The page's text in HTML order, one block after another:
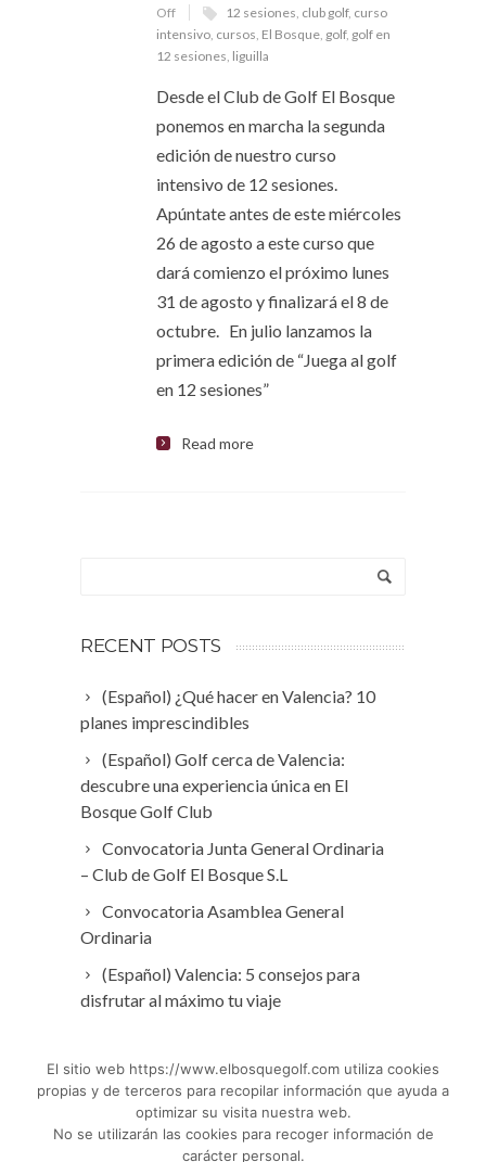
Off
12 sesiones club golf, curso
intensivo cursos El Bosque golf, golf en
12 sesiones liguilla
Desde el Club de Golf El Bosque
ponemos en marcha la segunda
edición de nuestro curso
intensivo de 12 sesiones.
Apúntate antes de este miércoles
26 de agosto a este curso que
dará comienzo el próximo lunes
31 de agosto y finalizará el 8 de
octubre. En julio lanzamos la
primera edición de “Juega al golf
en 12 sesiones”
Read more
RECENT POSTS
(Español) ¿Qué hacer en Valencia? 10
planes imprescindibles
(Español) Golf cerca de Valencia:
descubre una experiencia única en El
Bosque Golf Club
Convocatoria Junta General Ordinaria
– Club de Golf El Bosque S.L
Convocatoria Asamblea General
Ordinaria
(Español) Valencia: 5 consejos para
disfrutar al máximo tu viaje
El sitio web https://www.elbosquegolf.com utiliza cookies
propias y de terceros para recopilar información que ayuda a
optimizar su visita nuestra web.
No se utilizarán las cookies para recoger información de
carácter personal.